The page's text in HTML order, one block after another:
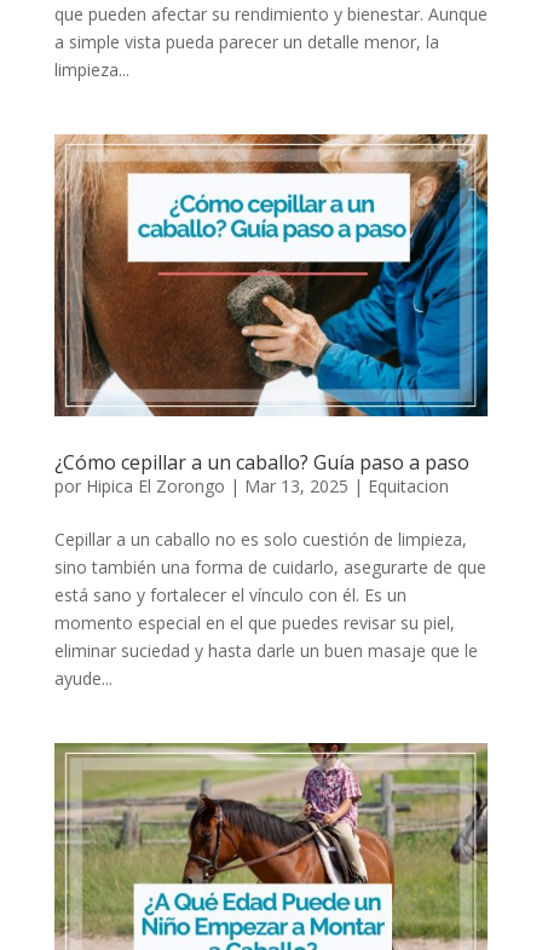
que pueden afectar su rendimiento y bienestar. Aunque
a simple vista pueda parecer un detalle menor, la
limpieza...
¿Cómo cepillar a un caballo? Guía paso a paso
por Hipica El Zorongo | Mar 13, 2025 | Equitacion
Cepillar a un caballo no es solo cuestión de limpieza,
sino también una forma de cuidarlo, asegurarte de que
está sano y fortalecer el vínculo con él. Es un
momento especial en el que puedes revisar su piel,
eliminar suciedad y hasta darle un buen masaje que le
ayude...